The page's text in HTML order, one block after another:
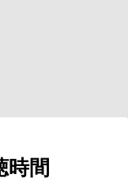
時間